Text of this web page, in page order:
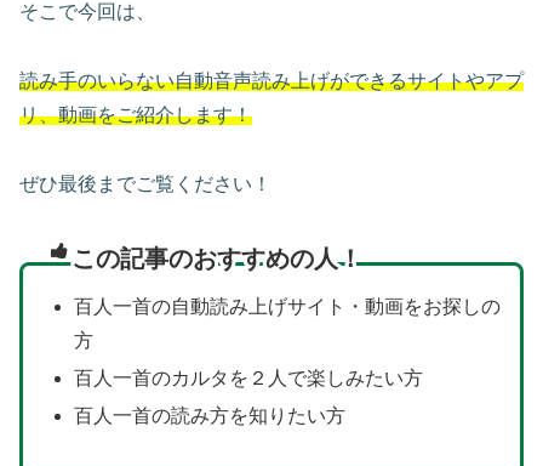
そこで今回は、
読み手のいらない自動音声読み上げができるサイトやアプ
リ、動画をご紹介します！
ぜひ最後までご覧ください！
この記事のおすすめの人！
百人一首の自動読み上げサイト・動画をお探しの
方
百人一首のカルタを２人で楽しみたい方
百人一首の読み方を知りたい方